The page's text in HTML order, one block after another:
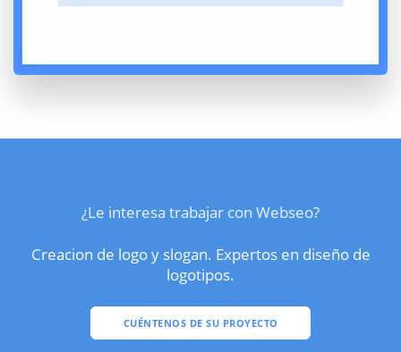
¿Le interesa trabajar con Webseo?
Creacion de logo y slogan. Expertos en diseño de
logotipos.
CUÉNTENOS DE SU PROYECTO